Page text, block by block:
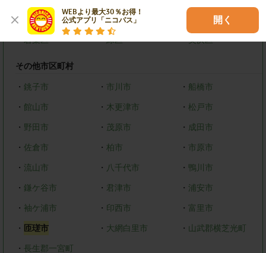
WEBより最大30％お得！
公式アプリ「ニコパス」
開く
・ 中央区 ・花見川区
・若葉区 ・緑区 ・美浜区
その他市区町村
・ 銚子市 ・ 市川市 ・ 船橋市
・ 館山市 ・ 木更津市 ・松戸市
・ 野田市 ・ 茂原市 ・ 成田市
・ 佐倉市 ・ 柏市 ・ 市原市
・ 流山市 ・ 八千代市 ・ 鴨川市
・ 鎌ケ谷市 ・ 君津市 ・ 浦安市
・ 袖ケ浦市 ・ 印西市 ・ 富里市
・ 匝瑳市 ・ 大網白里市 ・ 山武郡横芝光町
・ 長生郡一宮町